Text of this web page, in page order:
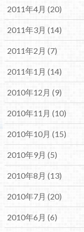
2011年4月 (20)
2011年3月 (14)
2011年2月 (7)
2011年1月 (14)
2010年12月 (9)
2010年11月 (10)
2010年10月 (15)
2010年9月 (5)
2010年8月 (13)
2010年7月 (20)
2010年6月 (6)